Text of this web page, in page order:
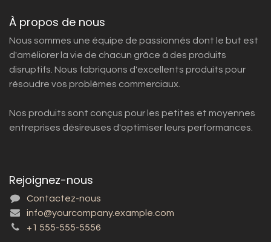
À propos de nous
Nous sommes une équipe de passionnés dont le but est
d'améliorer la vie de chacun grâce à des produits
disruptifs. Nous fabriquons d'excellents produits pour
résoudre vos problèmes commerciaux.
Nos produits sont conçus pour les petites et moyennes
entreprises désireuses d'optimiser leurs performances.
Rejoignez-nous
Contactez-nous
info@yourcompany.example.com
+1 555-555-5556